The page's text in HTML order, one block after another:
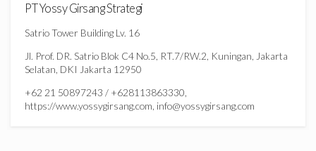
PT Yossy Girsang Strategi
Satrio Tower Building Lv. 16
Jl. Prof. DR. Satrio Blok C4 No.5, RT.7/RW.2, Kuningan, Jakarta
Selatan, DKI Jakarta 12950
+62 21 50897243 / +628113863330,
https://www.yossygirsang.com, info@yossygirsang.com